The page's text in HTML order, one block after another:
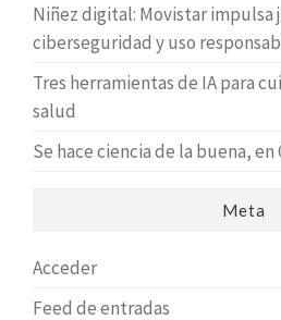
Niñez digital: Movistar impulsa
ciberseguridad y uso
Tres herramientas de IA para
salud
Se hace ciencia de la buena, en
Meta
Acceder
Feed de entradas